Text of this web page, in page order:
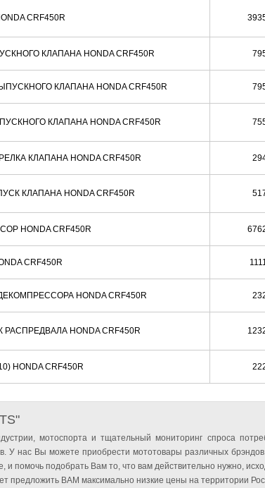
CRF450R
КЛАПАНА HONDA CRF450R
КЛАПАНА HONDA CRF450R
КЛАПАНА HONDA CRF450R
КЛАПАНА HONDA CRF450R
КЛАПАНА HONDA CRF450R
HONDA CRF450R
CRF450R
HONDA CRF450R
HONDA CRF450R
HONDA CRF450R
мотоспорта и тщательный мониторинг спроса
У нас Вы можете приобрести мототовары различных
помочь подобрать Вам то, что вам действительно нужно,
предложить ВАМ максимально низкие цены на территории